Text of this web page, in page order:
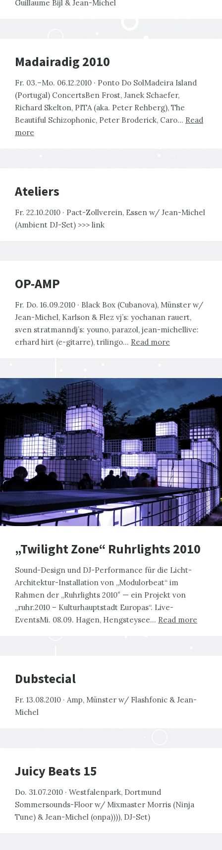
Guillaume Bijl & Jean-Michel
Madairadig 2010
Fr. 03.–Mo. 06.12.2010 · Ponto Do SolMadeira Island
(Portugal) ConcertsBen Frost, Janek Schaefer,
Richard Skelton, PITA (aka. Peter Rehberg), The
Beautiful Schizophonic, Peter Broderick, Caro… Read
more
Ateliers
Fr. 22.10.2010 · Pact-Zollverein, Essen w/ Jean-Michel
(Ambient DJ-Set) >>> link
OP-AMP
Fr. Do. 16.09.2010 · Black Box (Cubanova), Münster w/
Jean-Michel, Karlson & Flez vj’s: yochanan rauert,
sven stratmanndj’s: youno, parazol, jean-michellive:
erhard hirt (e-gitarre), trilingo… Read more
„Twilight Zone“ Ruhrlights 2010
Sound-Design und DJ-Performance für die Licht-
Architektur-Installation von „Modulorbeat“ im
Rahmen der „Ruhrlights 2010″ — ein Projekt von
„ruhr.2010 – Kulturhauptstadt Europas“. Live-
EventsMi. 08.09. Hagen, Hengsteysee… Read more
Dubstecial
Fr. 13.08.2010 · Amp, Münster w/ Flashfonic & Jean-
Michel
Juicy Beats 15
Do. 31.07.2010 · Westfalenpark, Dortmund
Sommersounds-Floor w/ Mixmaster Morris (Ninja
Tune) & Jean-Michel (onpa)))), DJ-Set)